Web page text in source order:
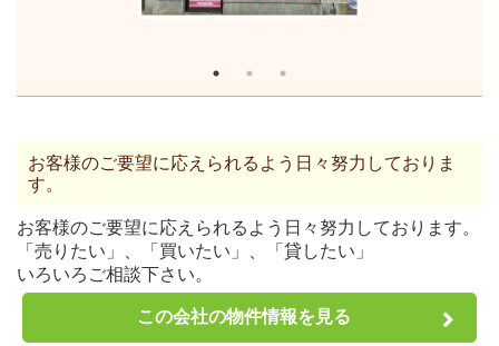
お客様のご要望に応えられるよう日々努力しておりま
す。
お客様のご要望に応えられるよう日々努力しております。
「売りたい」、「買いたい」、「貸したい」
いろいろご相談下さい。
この会社の物件情報を見る